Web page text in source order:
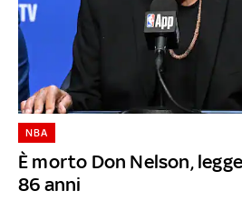
È morto Don Nelson,
86 anni
NBA